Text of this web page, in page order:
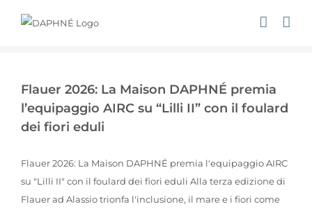
Flauer 2026: La Maison DAPHNÉ premia
l’equipaggio AIRC su “Lilli II” con il foulard
dei fiori eduli
Flauer 2026: La Maison DAPHNÉ premia l'equipaggio AIRC
su "Lilli II" con il foulard dei fiori eduli Alla terza edizione di
Flauer ad Alassio trionfa l'inclusione, il mare e i fiori come